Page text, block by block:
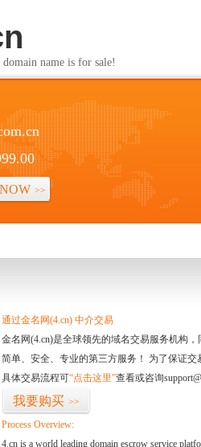
name is for sale!
>>
通过金名网(4.cn) 中介交易
金名网(4.cn)是全球领先的域名交易服务机构
简单、安全、专业的第三方服务！ 为了保证
具体交易流程可“点击这里”查看或咨询
我要购买 >>
Process Overview:
4.cn is a world leading domain escrow service